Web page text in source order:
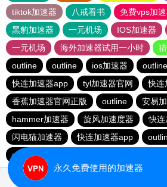
tiktok加速器
八戒看书
免费vps加
黑豹加速器
一元机场 IOS加速器
一元机场
海外加速器试用一小时
outline
outline ios加速器 outline
快连加速器app
tyl加速器官网 快连
香蕉加速器官网正版
outline 安易
hammer加速器
旋风加速度器 快
闪电猫加速器
快连加速器app
outline
永久免费使用的加速器